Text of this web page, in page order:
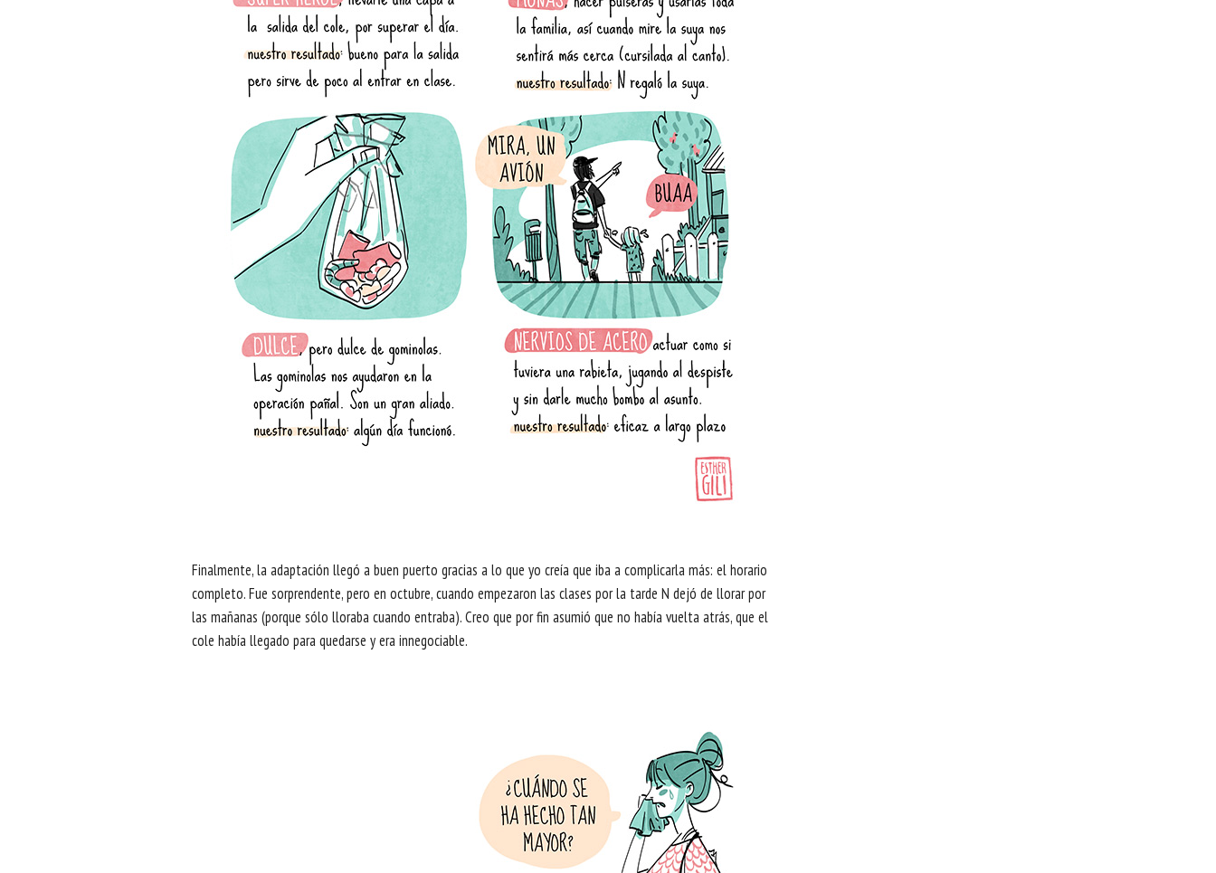
Finalmente, la adaptación llegó a buen puerto gracias a lo que yo creía que iba a complicarla más: el horario
completo. Fue sorprendente, pero en octubre, cuando empezaron las clases por la tarde N dejó de llorar por
las mañanas (porque sólo lloraba cuando entraba). Creo que por fin asumió que no había vuelta atrás, que el
cole había llegado para quedarse y era innegociable.